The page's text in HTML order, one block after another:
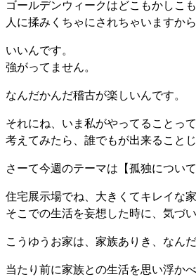
ゴールデンウィークはどこもかしこも
人に揉みくちゃにされちゃいますから
いいんです。
強がってません。
なんだかんだ稽古が楽しいんです。
それにね、いま私がやってることって
考えてみたら、誰でもが出来ること
さーて今週のテーマは【孤独について
住宅展示場でね、大きくてキレイな家
そこでの生活を妄想した時に、気づい
こうゆうお家は、家族ありき、なんだ
当たり前に家族との生活を思い浮かべ